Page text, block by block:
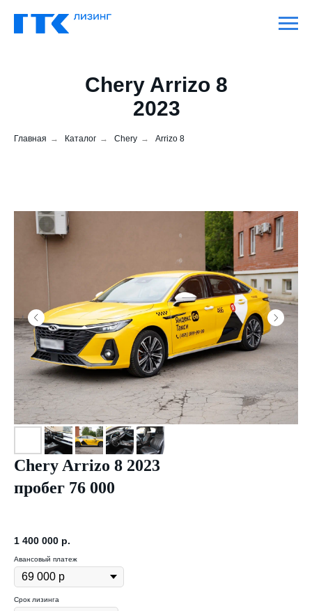
Chery Arrizo 8
2023
Главная → Каталог → Chery → Arrizo 8
Chery Arrizo 8 2023
пробег 76 000
1 400 000 р.
Авансовый платеж
Срок лизинга